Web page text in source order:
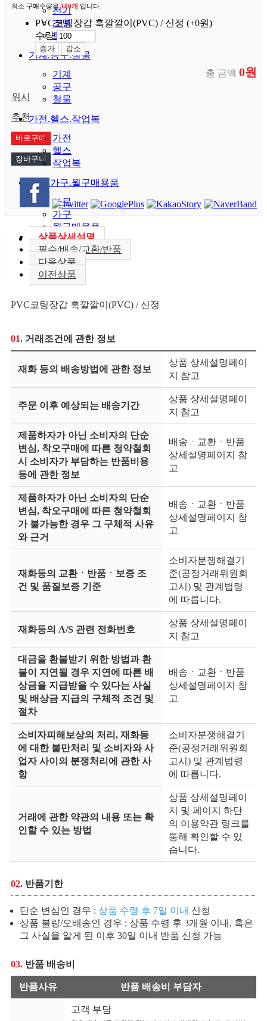
전기
조명
트리
기계.공구.철물
기계
공구
철물
가전.헬스.작업복
가전
헬스
작업복
사무.가구.월구매용품
사무
가구
월구매용품
최소 구매수량은100개 입니다.
PVC코팅장갑 흑깔깔이(PVC) / 신정 (+0원)
수량
증가 감소
총 금액 0원
위시
추천
상품상세설명
필수/배송/교환/반품
다음상품
이전상품
PVC코팅장갑 흑깔깔이(PVC) / 신정
01. 거래조건에 관한 정보
재화 등의 배송방법에 관한 정보
상품 상세설명페이
지 참고
주문 이후 예상되는 배송기간
상품 상세설명페이
지 참고
제품하자가 아닌 소비자의 단순
변심, 착오구매에 따른 청약철회
시 소비자가 부담하는 반품비용
등에 관한 정보
배송ㆍ교환ㆍ반품
상세설명페이지 참
고
제품하자가 아닌 소비자의 단순
변심, 착오구매에 따른 청약철회
가 불가능한 경우 그 구체적 사유
와 근거
배송ㆍ교환ㆍ반품
상세설명페이지 참
고
재화등의 교환ㆍ반품ㆍ보증 조
건 및 품질보증 기준
소비자분쟁해결기
준(공정거래위원회
고시) 및 관계법령
에 따릅니다.
재화등의 A/S 관련 전화번호
상품 상세설명페이
지 참고
대금을 환불받기 위한 방법과 환
불이 지연될 경우 지연에 따른 배
상금을 지급받을 수 있다는 사실
및 배상금 지급의 구체적 조건 및
절차
배송ㆍ교환ㆍ반품
상세설명페이지 참
고
소비자피해보상의 처리, 재화등
에 대한 불만처리 및 소비자와 사
업자 사이의 분쟁처리에 관한 사
항
소비자분쟁해결기
준(공정거래위원회
고시) 및 관계법령
에 따릅니다.
거래에 관한 약관의 내용 또는 확
인할 수 있는 방법
상품 상세설명페이
지 및 페이지 하단
의 이용약관 링크를
통해 확인할 수 있
습니다.
02. 반품기한
단순 변심인 경우 : 상품 수령 후 7일 이내 신청
상품 불량/오배송인 경우 : 상품 수령 후 3개월 이내, 혹은
그 사실을 알게 된 이후 30일 이내 반품 신청 가능
03. 반품 배송비
반품사유 반품 배송비 부담자
고객 부담